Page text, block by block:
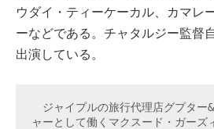
ウダイ・ティーケーカル、カマレ
ーなどである。チャタルジー監督
出演している。
ジャイプルの旅行代理店グプター
ャーとして働くマクスード・ガーズ